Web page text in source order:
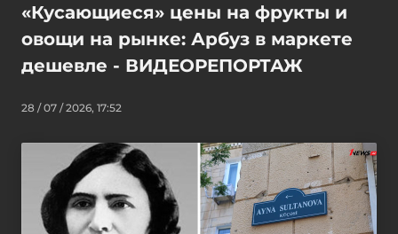
«Кусающиеся» цены на фрукты и
овощи на рынке: Арбуз в маркете
дешевле - ВИДЕОРЕПОРТАЖ
28 / 07 / 2026, 17:52